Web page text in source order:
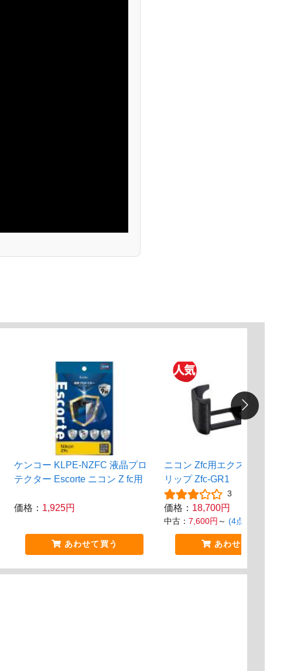
ケンコー KLPE-NZFC 液晶プロ
テクター Escorte ニコン Z fc用
価格： 1,925円
あわせて買う
ニコン Zfc用エクステンション
リップ Zfc-GR1
3
価格： 18,700円
中古： 7,600円 ～ (4点)
あわせて買う